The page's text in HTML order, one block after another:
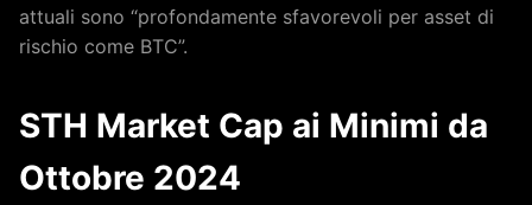
attuali sono “profondamente sfavorevoli per asset di
rischio come BTC”.
STH Market Cap ai Minimi da
Ottobre 2024